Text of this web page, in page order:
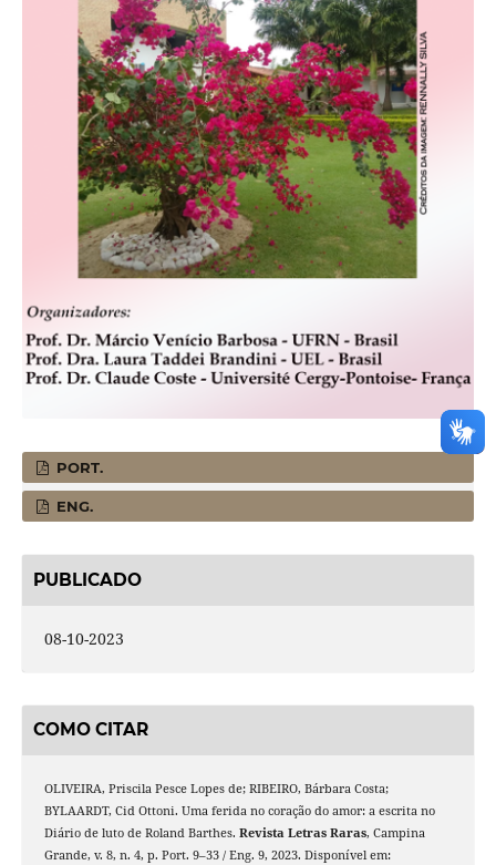
PORT.
ENG.
PUBLICADO
08-10-2023
COMO CITAR
OLIVEIRA, Priscila Pesce Lopes de; RIBEIRO, Bárbara Costa;
BYLAARDT, Cid Ottoni. Uma ferida no coração do amor: a escrita no
Diário de luto de Roland Barthes. Revista Letras Raras, Campina
Grande, v. 8, n. 4, p. Port. 9–33 / Eng. 9, 2023. Disponível em: